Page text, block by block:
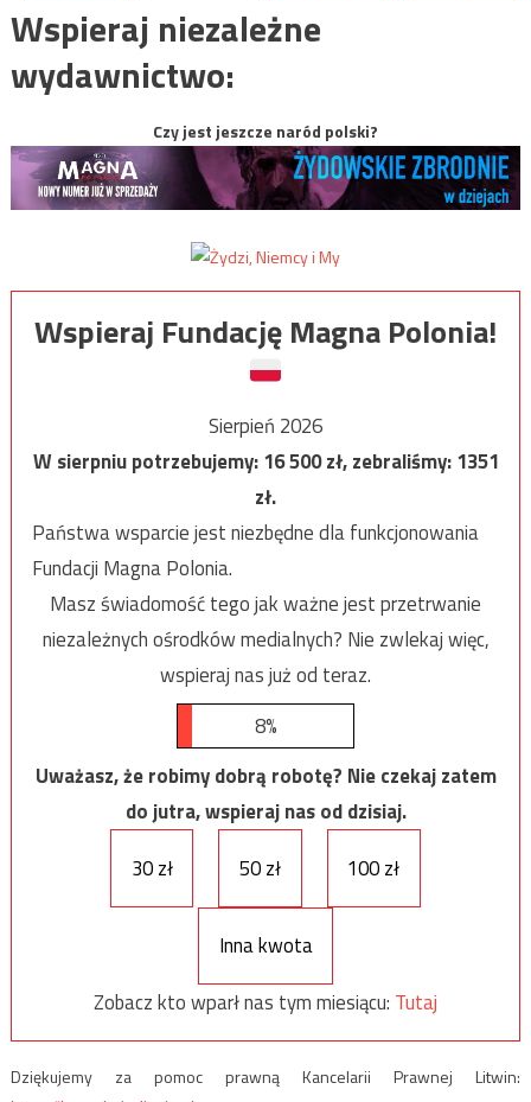
Wspieraj niezależne
wydawnictwo:
Czy jest jeszcze naród polski?
Wspieraj Fundację Magna Polonia!
Sierpień 2026
W sierpniu potrzebujemy:16 500zł, zebraliśmy:1351
zł.
Państwa wsparcie jest niezbędne dla funkcjonowania
Fundacji Magna Polonia.
Masz świadomość tego jak ważne jest przetrwanie
niezależnych ośrodków medialnych? Nie zwlekaj więc,
wspieraj nas już od teraz.
8%
Uważasz, że robimy dobrą robotę? Nie czekaj zatem
do jutra, wspieraj nas od dzisiaj.
30 zł
50 zł 100 zł
Inna kwota
Zobacz kto wparł nas tym miesiącu: Tutaj
Dziękujemy za pomoc prawną Kancelarii Prawnej Litwin: